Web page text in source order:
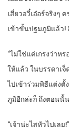
เสี่ยวอวี๋เอ๋อร์จริงๆ
เข้าขั้นปฐมภูมิแล้ว!
“ไม่ใช่แค่เกรงว่าห
ให้แล้ว ในบรรดาเ
ไปเข้าร่วมพิธีแต่ง
ภูมิอีกล่ะก็ ถึงตอนนั้น
“เจ้าน่ะไสหัวไปเลย